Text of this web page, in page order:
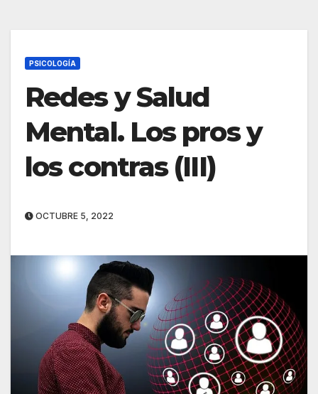
PSICOLOGÍA
Redes y Salud
Mental. Los pros y
los contras (III)
OCTUBRE 5, 2022